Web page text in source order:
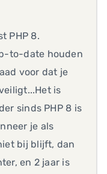
PHP 8.
to-date houden
voor dat je
is
sinds PHP 8 is
je als
bij blijft, dan
en 2 jaar is